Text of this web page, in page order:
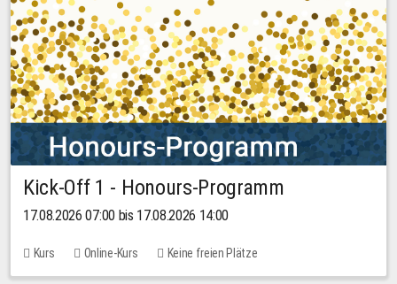
Kick-Off 1 - Honours-Programm
17.08.2026 07:00 bis 17.08.2026 14:00
Kurs Online-Kurs Keine freien Plätze